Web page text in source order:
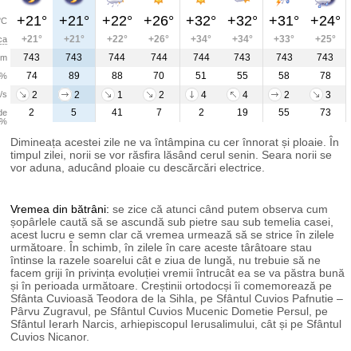
s
+21° +21° +22° +26° +32° +32° +31° +24°
+21° +21° +22° +26° +34° +34° +33°
+25°
743
743 744 744 744 743 743
743
74
89 88 70 51 55 58
78
2
2 1 2 4 4 2
3
2
5 41 7 2 19 55 73
Dimineața acestei zile ne va întâmpina cu cer înnorat și ploaie. În
timpul zilei, norii se vor răsfira lăsând cerul senin. Seara norii se
vor aduna, aducând ploaie cu descărcări electrice.
Vremea din bătrâni: se zice că atunci când putem observa cum
șopârlele caută să se ascundă sub pietre sau sub temelia casei,
acest lucru e semn clar că vremea urmează să se strice în zilele
următoare. În schimb, în zilele în care aceste târâtoare stau
întinse la razele soarelui cât e ziua de lungă, nu trebuie să ne
facem griji în privința evoluției vremii întrucât ea se va păstra bună
și în perioada următoare. Creștinii ortodocși îi comemorează pe
Sfânta Cuvioasă Teodora de la Sihla, pe Sfântul Cuvios Pafnutie –
Pârvu Zugravul, pe Sfântul Cuvios Mucenic Dometie Persul, pe
Sfântul Ierarh Narcis, arhiepiscopul Ierusalimului, cât și pe Sfântul
Cuvios Nicanor.